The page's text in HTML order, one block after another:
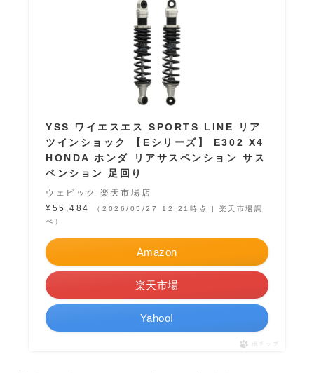
YSS ワイエスエス SPORTS LINE リア
ツインショック 【Eシリーズ】 E302 X4
HONDA ホンダ リアサスペンション サス
ペンション 足回り
ウェビック 楽天市場店
¥55,484
（2026/05/27 12:21時点 | 楽天市場調
べ）
Amazon
楽天市場
Yahoo!
ポチップ